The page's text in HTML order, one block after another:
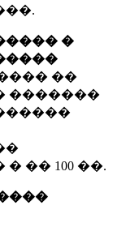
�
��
�������
� �� 100 ��.